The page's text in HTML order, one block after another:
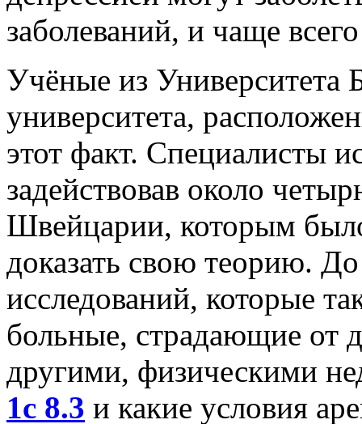
заболеваний, и чаще
Учёные из Университета
университета,
этот факт. Специалисты
задействовав около
Швейцарии, которым
доказать свою теорию.
исследований, которые
больные, страдающие от
другими, физическими
1с 8.3 и какие условия